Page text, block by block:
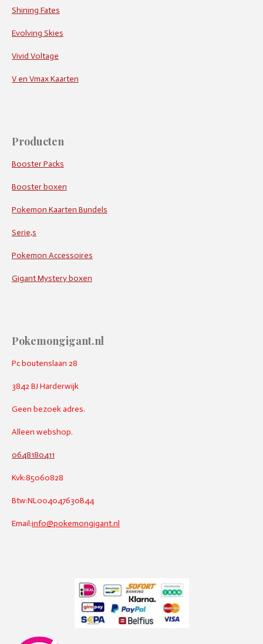
Shining Fates
Evolving Skies
Vivid Voltage
V en Vmax Kaarten
Producten
Booster Packs
Booster boxen
Pokemon Kaarten Bundels
Serie,s
Pokemon Accessoires
Gigant Mystery boxen
Pokemongigant.nl
Pc boutenslaan 28
3842 BJ Harderwijk
Geen bezoek adres.
Alleen webshop.
0648180411
Kvk:85060828
Btw:NL004047630B44
Email:info@pokemongigant.nl